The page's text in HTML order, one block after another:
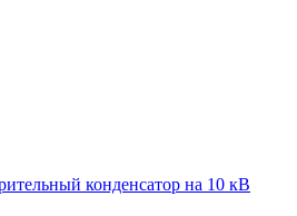
конденсатор на 10 кВ